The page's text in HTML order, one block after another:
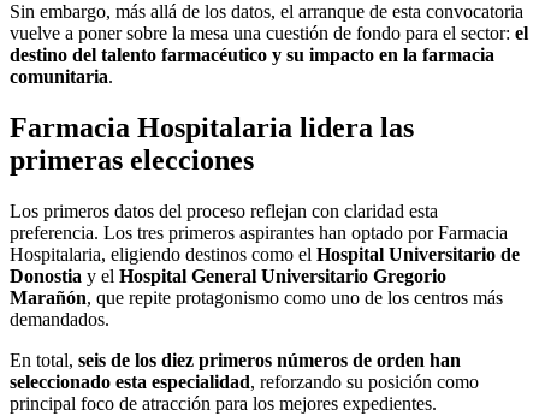
Sin embargo, más allá de los datos, el arranque de esta convocatoria
vuelve a poner sobre la mesa una cuestión de fondo para el sector: el
destino del talento farmacéutico y su impacto en la farmacia
comunitaria.
Farmacia Hospitalaria lidera las
primeras elecciones
Los primeros datos del proceso reflejan con claridad esta
preferencia. Los tres primeros aspirantes han optado por Farmacia
Hospitalaria, eligiendo destinos como el Hospital Universitario de
Donostia y el Hospital General Universitario Gregorio
Marañón, que repite protagonismo como uno de los centros más
demandados.
En total, seis de los diez primeros números de orden han
seleccionado esta especialidad, reforzando su posición como
principal foco de atracción para los mejores expedientes.